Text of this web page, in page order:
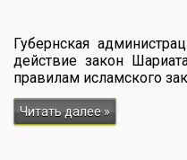
Губернская
действие закон
правилам исламского
Читать далее »